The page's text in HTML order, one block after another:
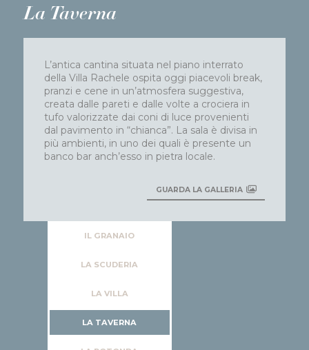
La Taverna
L’antica cantina situata nel piano interrato
della Villa Rachele ospita oggi piacevoli break,
pranzi e cene in un’atmosfera suggestiva,
creata dalle pareti e dalle volte a crociera in
tufo valorizzate dai coni di luce provenienti
dal pavimento in “chianca”. La sala è divisa in
più ambienti, in uno dei quali è presente un
banco bar anch’esso in pietra locale.
GUARDA LA GALLERIA
IL GRANAIO
LA SCUDERIA
LA VILLA
LA TAVERNA